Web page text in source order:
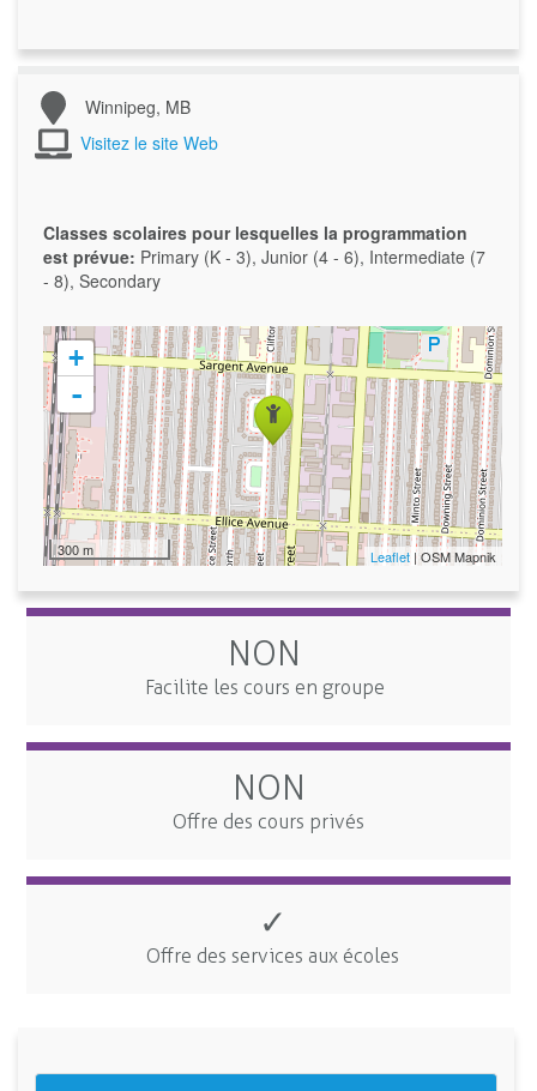
Winnipeg, MB
Visitez le site Web
Classes scolaires pour lesquelles la programmation
est prévue: Primary (K - 3), Junior (4 - 6), Intermediate (7
- 8), Secondary
+
-
300 m Leaflet | OSM Mapnik
NON
Facilite les cours en groupe
NON
Offre des cours privés
✓
Offre des services aux écoles